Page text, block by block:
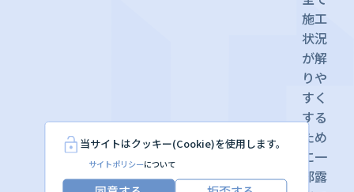
当サイトはクッキー(Cookie)を使用します。
サイトポリシーについて
施工
状況
が解
りや
すく
する
ため
に一
部露